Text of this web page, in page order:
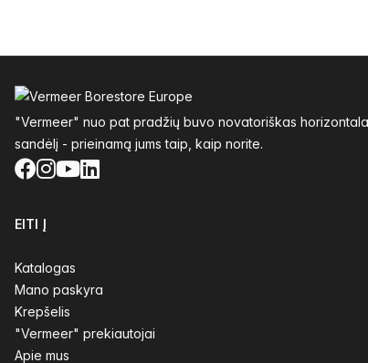
"Vermeer" nuo pat pradžių buvo novatoriškas
sandėlį - prieinamą jums taip, kaip norite.
Facebook
Instagram
YouTube
LinkedIn
EITI Į
Katalogas
Mano paskyra
Krepšelis
"Vermeer" prekiautojai
Apie mus